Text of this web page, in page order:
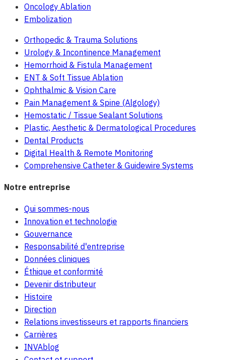
Oncology Ablation
Embolization
Orthopedic & Trauma Solutions
Urology & Incontinence Management
Hemorrhoid & Fistula Management
ENT & Soft Tissue Ablation
Ophthalmic & Vision Care
Pain Management & Spine (Algology)
Hemostatic / Tissue Sealant Solutions
Plastic, Aesthetic & Dermatological Procedures
Dental Products
Digital Health & Remote Monitoring
Comprehensive Catheter & Guidewire Systems
Notre entreprise
Qui sommes-nous
Innovation et technologie
Gouvernance
Responsabilité d'entreprise
Données cliniques
Éthique et conformité
Devenir distributeur
Histoire
Direction
Relations investisseurs et rapports financiers
Carrières
INVAblog